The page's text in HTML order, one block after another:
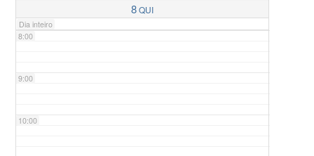
8QUI
Dia inteiro
8:00
9:00
10:00